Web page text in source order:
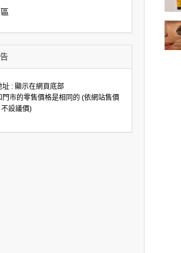
址 : 顯示在網頁底部
門市的零售價格是相同的 (依網站售價
設議價)